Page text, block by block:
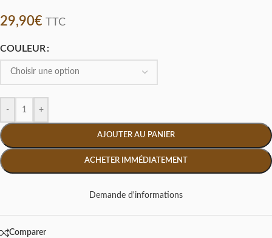
29,90€ TTC
COULEUR
- +
AJOUTER AU PANIER
ACHETER IMMÉDIATEMENT
Demande d'informations
Comparer